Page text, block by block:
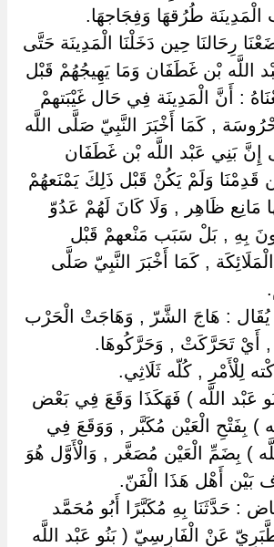
الْمَدِينَة طُرُقهَا وَفِجَاجهَا.
رِحَالنَا حِين دَخَلْنَا الْمَدِينَة حَتَّى
عَبْد اللَّه بْن غَطَفَان وَمَا يَهِيجُهُمْ قَبْل
: أَنَّ الْمَدِينَة فِي حَال غَيْبَتهمْ
, كَمَا أَخْبَرَ النَّبِيّ صَلَّى اللَّه
إِنَّ بَنِي عَبْد اللَّه بْن غَطَفَان
قَدِمْنَا وَلَمْ يَكُنْ قَبْل ذَلِكَ يَمْنَعهُمْ
مَانِع ظَاهِر , وَلَا كَانَ لَهُمْ عَدُوّ
بِهِ , بَلْ سَبَب مَنْعهمْ قَبْل
, كَمَا أَخْبَرَ النَّبِيّ صَلَّى
يُقَال : هَاجَ الشَّرّ , وَهَاجَتْ الْحَرْب
, أَيْ تَحَرَّكَتْ , وَحَرَّكُوهَا.
لِلْأَمْرِ , كُلّه ثَلَاثِي.
عَبْد اللَّه ) فَهَكَذَا وَقَعَ فِي بَعْض
) بِفَتْحِ الْعَيْن مُكَبَّر , وَوَقَعَ فِي
) بِضَمِّ الْعَيْن مُصَغَّر , وَالْأَوَّل هُوَ
بَيْن أَهْل هَذَا الْفَنّ.
: حَدَّثَنَا بِهِ مُكَبَّرًا أَبُو مُحَمَّد
عَنْ الْفَارِسِيّ ( بَنُو عَبْد اللَّه